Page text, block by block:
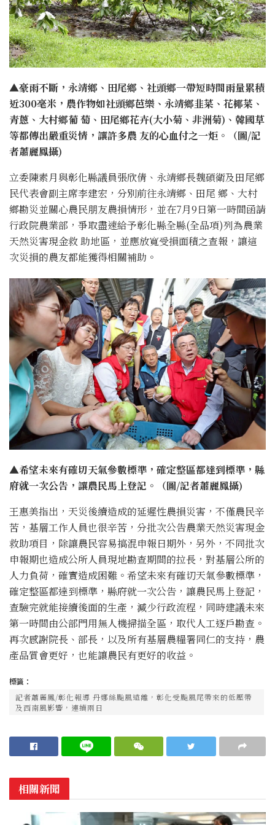
▲豪雨不斷，永靖鄉、田尾鄉、社頭鄉一帶短時間雨量累積
近300毫米，農作物如社頭鄉芭樂、永靖鄉韭菜、花椰菜、
青蔥、大村鄉葡 萄、田尾鄉花卉(大小菊、非洲菊)、韓國草
等都傳出嚴重災情，讓許多農 友的心血付之一炬。（圖/記
者蕭麗鳳攝)
立委陳素月與彰化縣議員張欣倩、永靖鄉長魏碩衛及田尾鄉
民代表會副主席李建宏，分別前往永靖鄉、田尾 鄉、大村
鄉勘災並關心農民朋友農損情形，並在7月9日第一時間函請
行政院農業部，爭取盡速給予彰化縣全縣(全品項)列為農業
天然災害現金救 助地區，並應放寬受損面積之查報，讓這
次災損的農友都能獲得相關補助。
▲希望未來有確切天氣參數標準，確定整區都達到標準，縣
府就一次公告，讓農民馬上登記。（圖/記者蕭麗鳳攝)
王惠美指出，天災後續造成的延遲性農損災害，不僅農民辛
苦，基層工作人員也很辛苦，分批次公告農業天然災害現金
救助項目，除讓農民容易搞混申報日期外，另外，不同批次
申報期也造成公所人員現地勘查期間的拉長，對基層公所的
人力負荷，確實造成困難。希望未來有確切天氣參數標準，
確定整區都達到標準，縣府就一次公告，讓農民馬上登記，
查驗完就能接續後面的生產，減少行政流程，同時建議未來
第一時間由公部門用無人機掃描全區，取代人工逐戶勘查。
再次感謝院長、部長，以及所有基層農糧署同仁的支持，農
產品質會更好，也能讓農民有更好的收益。
標籤：
記者蕭麗鳳/彰化報導 丹娜絲颱風遠離，彰化受颱風尾帶來的低壓帶
及西南風影響，連續兩日
相關新聞